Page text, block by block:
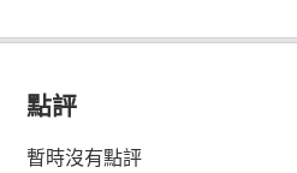
點評
暫時沒有點評